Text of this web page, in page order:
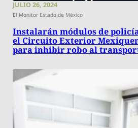
JULIO 26, 2024
El Monitor Estado de México
Instalarán módulos de
el Circuito Exterior
para inhibir robo al